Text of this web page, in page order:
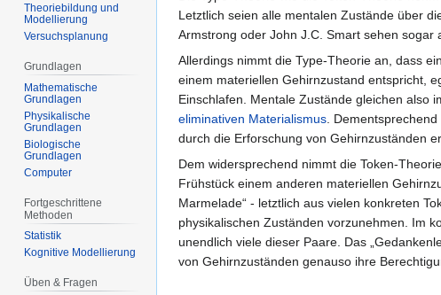
Letztlich seien alle mentalen Zustände über
Armstrong oder John J.C. Smart sehen sogar
Allerdings nimmt die Type-Theorie an, dass
einem materiellen Gehirnzustand entspricht,
Einschlafen. Mentale Zustände gleichen also
eliminativen Materialismus.
durch die Erforschung von Gehirnzuständen
Dem widersprechend nimmt die Token-
Frühstück einem anderen materiellen
Marmelade“ - letztlich aus vielen konkreten
physikalischen Zuständen vorzunehmen. Im
unendlich viele dieser Paare. Das
von Gehirnzuständen genauso ihre
Theoriebildung und
Modellierung
Versuchsplanung
Grundlagen
Mathematische
Grundlagen
Physikalische
Grundlagen
Biologische
Grundlagen
Computer
Fortgeschrittene
Methoden
Statistik
Kognitive Modellierung
Üben & Fragen